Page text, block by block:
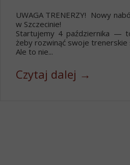
UWAGA TRENERZY! Nowy
w Szczecinie!
Startujemy 4 października —
żeby rozwinąć swoje trenerskie
Ale to nie...
Czytaj dalej →